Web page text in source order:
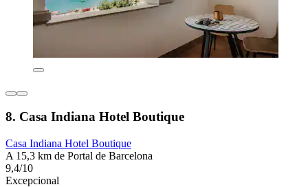
8. Casa Indiana Hotel Boutique
Casa Indiana Hotel Boutique
A 15,3 km de Portal de Barcelona
9,4/10
Excepcional